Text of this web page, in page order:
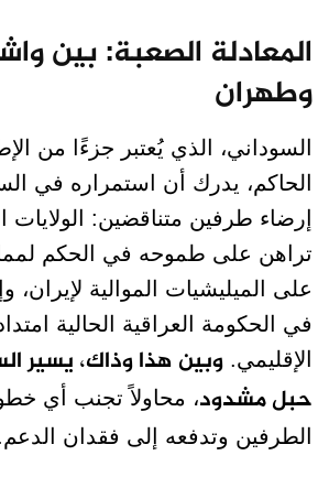
المعادلة الصعبة: بين
وطهران
السوداني، الذي يُعتبر جزءًا من
الحاكم، يدرك أن استمراره في
إرضاء طرفين متناقضين: الولايات
تراهن على طموحه في الحكم
على الميليشيات الموالية لإيران،
في الحكومة العراقية الحالية
الإقليمي. وبين هذا وذاك، يسير
حبل مشدود، محاولاً تجنب أي
الطرفين وتدفعه إلى فقدان